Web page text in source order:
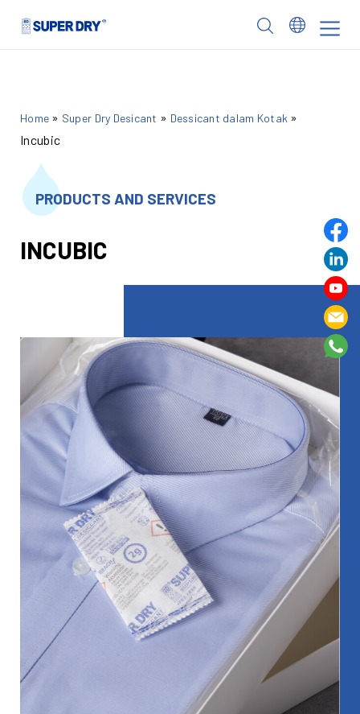
Home » Super Dry Desicant » Dessicant dalam Kotak »
Incubic
PRODUCTS AND SERVICES
INCUBIC